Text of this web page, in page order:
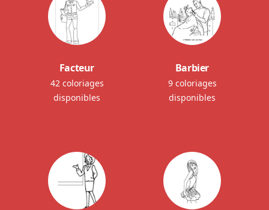
Facteur
42 coloriages
disponibles
Barbier
9 coloriages
disponibles